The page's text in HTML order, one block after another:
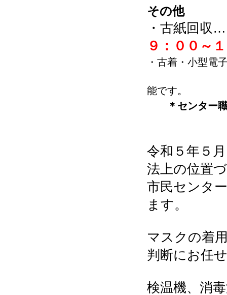
その他
・古紙回
９：００～
・古着・小型電
能です。
＊センター
令和５年５
法上の位置
市民センタ
ます。
マスクの着
判断にお任
検温機、消